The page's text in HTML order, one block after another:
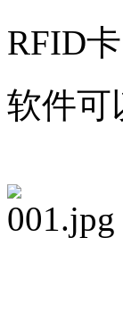
RFID
软件可